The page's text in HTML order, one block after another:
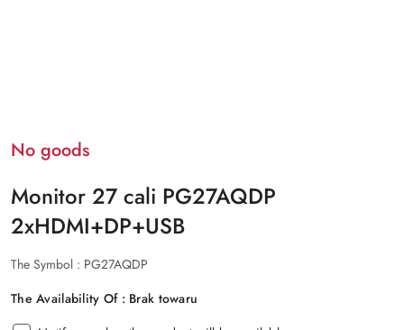
No goods
Monitor 27 cali PG27AQDP
2xHDMI+DP+USB
The Symbol : PG27AQDP
The Availability Of : Brak towaru